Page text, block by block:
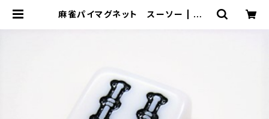
麻雀パイマグネット スーソー | ジャ